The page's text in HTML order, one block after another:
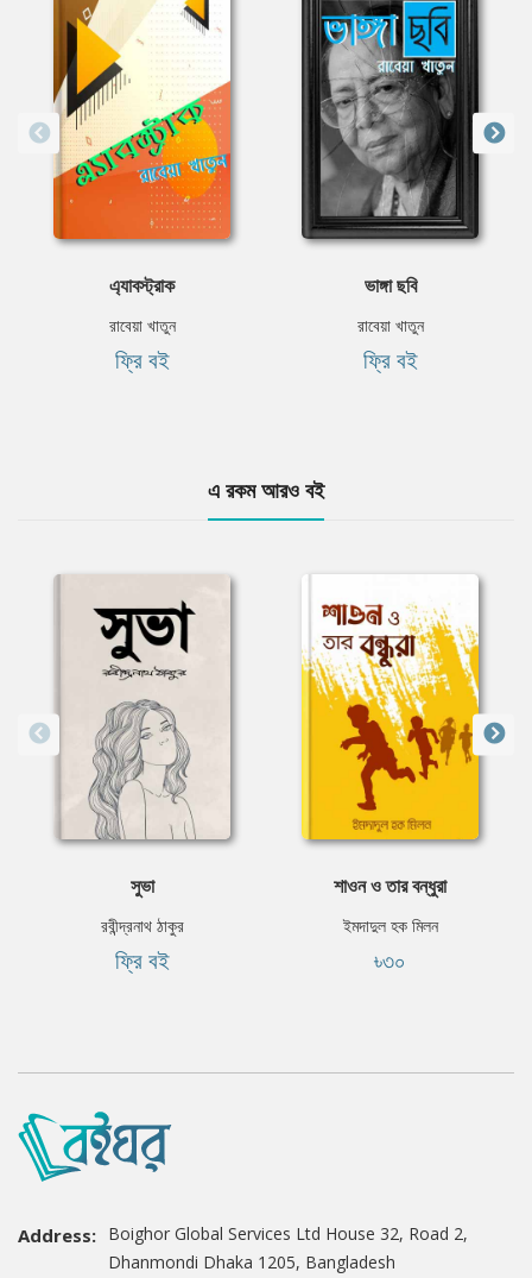
এ্যাবস্ট্রাক
রাবেয়া খাতুন
ফ্রি বই
ভাঙ্গা ছবি
রাবেয়া খাতুন
ফ্রি বই
এ রকম আরও বই
সুভা
রবীন্দ্রনাথ ঠাকুর
ফ্রি বই
শাওন ও তার বন্ধুরা
ইমদাদুল হক মিলন
৳৩০
Address: Boighor Global Services Ltd House 32, Road 2,
Dhanmondi Dhaka 1205, Bangladesh